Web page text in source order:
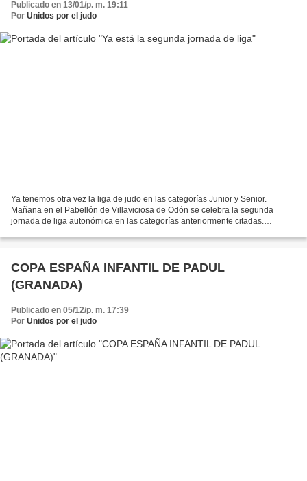
Publicado en 13/01/p. m. 19:11
Por Unidos por el judo
Ya tenemos otra vez la liga de judo en las categorías Junior y Senior.
Mañana en el Pabellón de Villaviciosa de Odón se celebra la segunda
jornada de liga autonómica en las categorías anteriormente citadas.
COPA ESPAÑA INFANTIL DE PADUL
(GRANADA)
Publicado en 05/12/p. m. 17:39
Por Unidos por el judo